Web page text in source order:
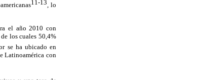
11-13, lo
el año 2010 con
los cuales 50,4%
se ha ubicado en
Latinoamérica con